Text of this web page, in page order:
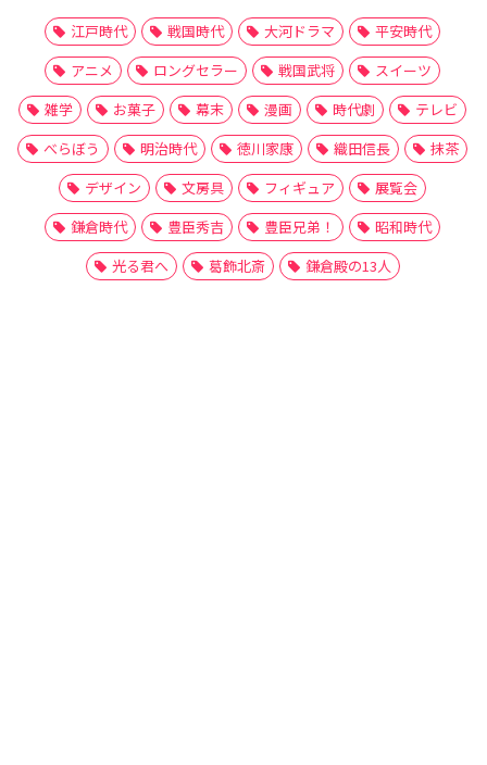
江戸時代 戦国時代 大河ドラマ
平安時代
アニメ
ロングセラー 戦国武将
スイーツ
雑学
お菓子 幕末 漫画 時代劇
テレビ
べらぼう
明治時代 徳川家康 織田信長
抹茶
デザイン
文房具 フィギュア
展覧会
鎌倉時代
豊臣秀吉 豊臣兄弟！
昭和時代
光る君へ
葛飾北斎 鎌倉殿の13人